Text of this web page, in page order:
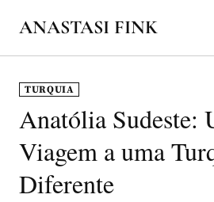
content
ANASTASI FINK
TURQUIA
Anatólia Sudeste:
Viagem a uma
Diferente